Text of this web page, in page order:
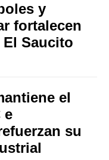
y
fortalecen
Saucito
el
e
su